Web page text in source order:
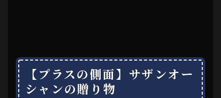
【プラスの側面】サザンオー
シャンの贈り物